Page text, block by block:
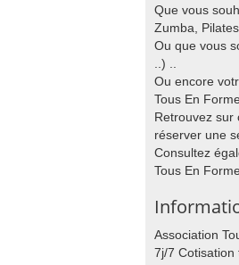
Que vous
Zumba,
Ou que vous
..) ..
Ou encore
Tous En
Retrouvez sur
réserver une
Consultez
Tous En
Association
7j/7 Cotisation